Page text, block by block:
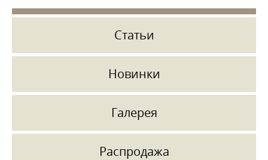
Статьи
Новинки
Галерея
Распродажа